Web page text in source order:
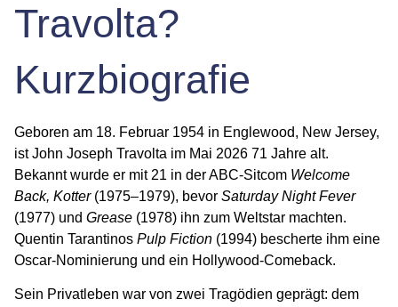
Travolta?
Kurzbiografie
Geboren am 18. Februar 1954 in Englewood, New Jersey,
ist John Joseph Travolta im Mai 2026 71 Jahre alt.
Bekannt wurde er mit 21 in der ABC-Sitcom Welcome
Back, Kotter(1975–1979), bevor Saturday Night Fever
(1977) und Grease (1978) ihn zum Weltstar machten.
Quentin Tarantinos Pulp Fiction (1994) bescherte ihm eine
Oscar-Nominierung und ein Hollywood-Comeback.
Sein Privatleben war von zwei Tragödien geprägt: dem